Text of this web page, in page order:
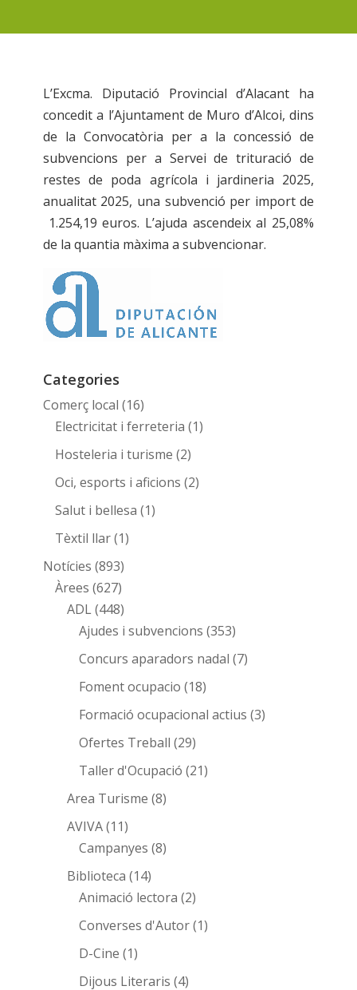
L’Excma. Diputació Provincial d’Alacant ha
concedit a l’Ajuntament de Muro d’Alcoi, dins
de la Convocatòria per a la concessió de
subvencions per a Servei de trituració de
restes de poda agrícola i jardineria 2025,
anualitat 2025, una subvenció per import de
1.254,19 euros. L’ajuda ascendeix al 25,08%
de la quantia màxima a subvencionar.
Categories
Comerç local (16)
Electricitat i ferreteria (1)
Hosteleria i turisme (2)
Oci, esports i aficions (2)
Salut i bellesa (1)
Tèxtil llar(1)
Notícies (893)
Àrees (627)
ADL(448)
Ajudes i subvencions (353)
Concurs aparadors nadal (7)
Foment ocupacio (18)
Formació ocupacional actius (3)
Ofertes Treball (29)
Taller d'Ocupació (21)
Area Turisme (8)
AVIVA(11)
Campanyes (8)
Biblioteca (14)
Animació lectora (2)
Converses d'Autor(1)
D-Cine (1)
Dijous Literaris (4)